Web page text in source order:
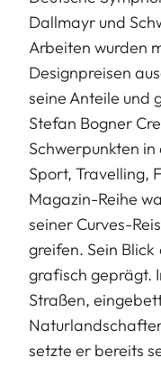
Dallmayr und
Arbeiten wurden
Designpreisen
seine Anteile und
Stefan Bogner
Schwerpunkten
Sport, Travelling,
Magazin-Reihe
seiner Curves-
greifen. Sein
grafisch geprägt.
Straßen,
setzte er bereits